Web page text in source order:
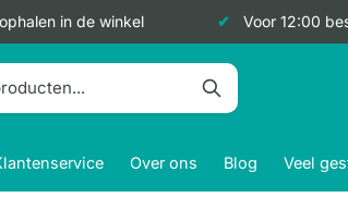
in de winkel Voor 12:00
Over ons Blog Veel